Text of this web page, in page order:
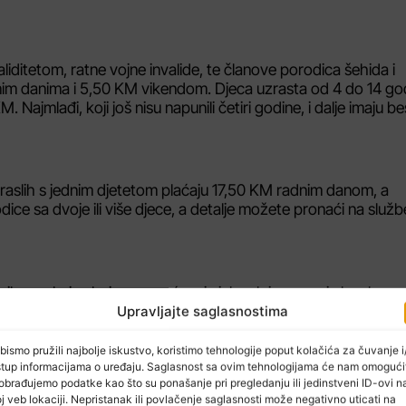
Upravljajte saglasnostima
pružili najbolje iskustvo, koristimo tehnologije poput kolačića za čuvanje
informacijama o uređaju. Saglasnost sa ovim tehnologijama će nam
podatke kao što su ponašanje pri pregledanju ili jedinstveni ID-ovi
veb lokaciji. Nepristanak ili povlačenje saglasnosti može negativno uticati na
ratne vojne invalide, te članove porodica šehida i
danima i 5,50 KM vikendom. Djeca uzrasta od 4 do 14
Najmlađi, koji još nisu napunili četiri godine, i dalje imaju
s jednim djetetom plaćaju 17,50 KM radnim danom, a
sa dvoje ili više djece, a detalje možete pronaći na
narukvica koje omogućavaju izlazak i ponovni ulazak u
zatražiti narukvicu prilikom izlaska. Prilikom
od 0,50 KM. Ova opcija pruža veću fleksibilnost, što